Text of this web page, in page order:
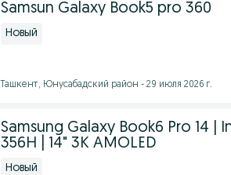
Samsun Galaxy Book5 pro 360
Новый
Ташкент, Юнусабадский район - 29 июля 2026 г.
Samsung Galaxy Book6 Pro 14 |
356H | 14" 3K AMOLED
Новый